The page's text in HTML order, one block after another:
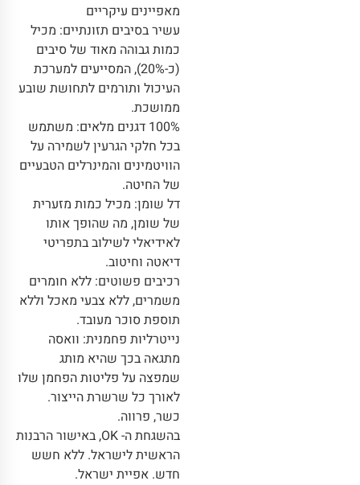
מאפיינים עיקריים
עשיר בסיבים תזונתיים: מכיל
כמות גבוהה מאוד של סיבים
(כ-20%), המסייעים למערכת
העיכול ותורמים לתחושת שובע
ממושכת.
100% דגנים מלאים: משתמש
בכל חלקי הגרעין לשמירה על
הוויטמינים והמינרלים הטבעיים
של החיטה.
דל שומן: מכיל כמות מזערית
של שומן, מה שהופך אותו
לאידיאלי לשילוב בתפריטי
דיאטה וחיטוב.
רכיבים פשוטים: ללא חומרים
משמרים, ללא צבעי מאכל וללא
תוספת סוכר מעובד.
נייטרליות פחמנית: וואסה
מתגאה בכך שהיא מותג
שמפצה על פליטות הפחמן שלו
לאורך כל שרשרת הייצור.
כשר, פרווה.
בהשגחת ה- OK, באישור הרבנות
הראשית לישראל. ללא חשש
חדש. אפיית ישראל.